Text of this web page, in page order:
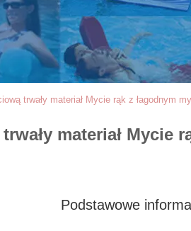
trwały materiał Mycie rąk z łagodnym
materiał Mycie
Podstawowe